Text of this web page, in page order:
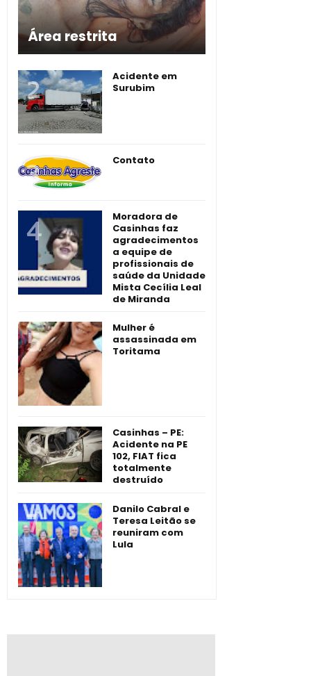
Área restrita
Acidente em
Surubim
Contato
Moradora de
Casinhas faz
agradecimentos
a equipe de
profissionais de
saúde da Unidade
Mista Cecília Leal
de Miranda
Mulher é
assassinada em
Toritama
Casinhas – PE:
Acidente na PE
102, FIAT fica
totalmente
destruído
Danilo Cabral e
Teresa Leitão se
reuniram com
Lula